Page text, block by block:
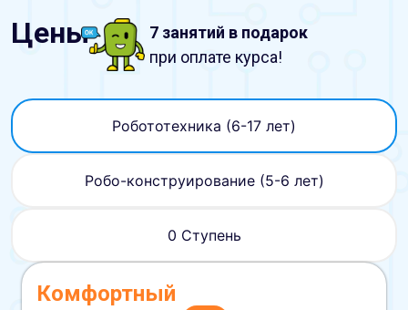
Цены
7 занятий в подарок
при оплате курса!
Робототехника (6-17 лет)
Робо-конструирование (5-6 лет)
0 Ступень
Комфортный